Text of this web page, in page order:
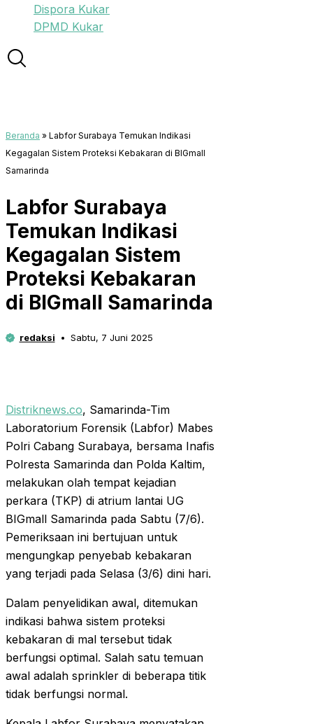
Dispora Kukar
DPMD Kukar
Beranda » Labfor Surabaya Temukan Indikasi
Kegagalan Sistem Proteksi Kebakaran di BIGmall
Samarinda
Labfor Surabaya
Temukan Indikasi
Kegagalan Sistem
Proteksi Kebakaran
di BIGmall Samarinda
redaksi Sabtu, 7 Juni 2025
Distriknews.co, Samarinda-Tim
Laboratorium Forensik (Labfor) Mabes
Polri Cabang Surabaya, bersama Inafis
Polresta Samarinda dan Polda Kaltim,
melakukan olah tempat kejadian
perkara (TKP) di atrium lantai UG
BIGmall Samarinda pada Sabtu (7/6).
Pemeriksaan ini bertujuan untuk
mengungkap penyebab kebakaran
yang terjadi pada Selasa (3/6) dini hari.
Dalam penyelidikan awal, ditemukan
indikasi bahwa sistem proteksi
kebakaran di mal tersebut tidak
berfungsi optimal. Salah satu temuan
awal adalah sprinkler di beberapa titik
tidak berfungsi normal.